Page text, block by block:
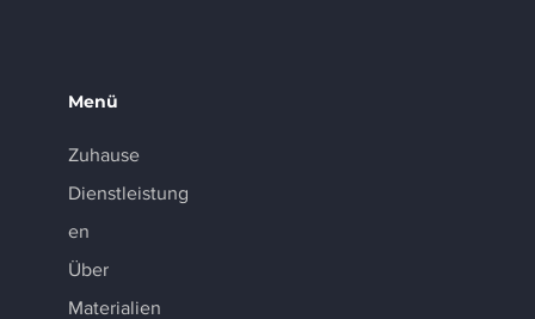
Menü
Zuhause
Dienstleistung
en
Über
Materialien